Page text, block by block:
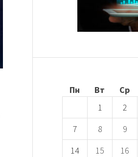
Пн
Вт Ср
1
2
7
8 9
14
15 16